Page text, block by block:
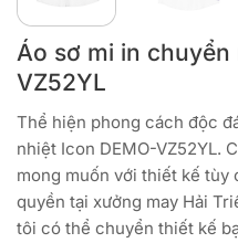
Áo sơ mi in
VZ52YL
Thể hiện phong cách độc
nhiệt Icon DEMO-VZ52YL.
mong muốn với thiết kế tùy
quyền tại xưởng may Hải
tôi có thể chuyển thiết kế